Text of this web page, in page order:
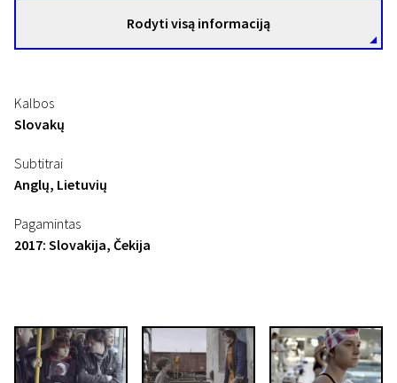
Rodyti visą informaciją
Kalbos
Slovakų
Subtitrai
Anglų, Lietuvių
Pagamintas
2017: Slovakija, Čekija